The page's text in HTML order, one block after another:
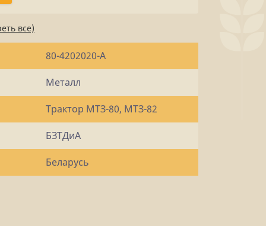
все)
80-4202020-А
Металл
Трактор МТЗ-80, МТЗ-82
БЗТДиА
Беларусь